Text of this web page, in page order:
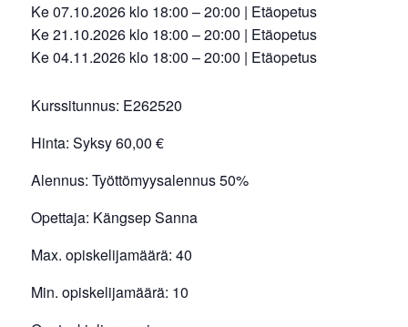
Ke 07.10.2026 klo 18:00 – 20:00 | Etäopetus
Ke 21.10.2026 klo 18:00 – 20:00 | Etäopetus
Ke 04.11.2026 klo 18:00 – 20:00 | Etäopetus
Kurssitunnus: E262520
Hinta: Syksy 60,00 €
Alennus: Työttömyysalennus 50%
Opettaja: Kängsep Sanna
Max. opiskelijamäärä: 40
Min. opiskelijamäärä: 10